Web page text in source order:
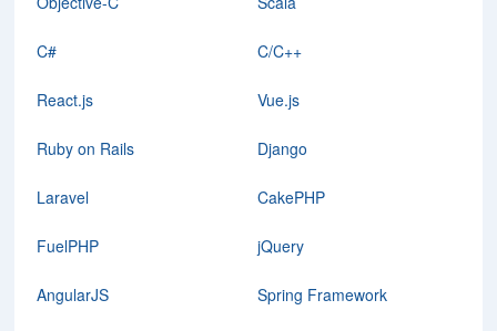
C# C/C++
React.js Vue.js
Ruby on Rails Django
Laravel CakePHP
FuelPHP jQuery
AngularJS Spring Framework